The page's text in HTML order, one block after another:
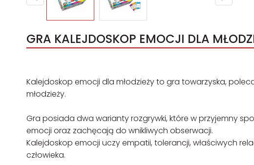
GRA KALEJDOSKOP EMOCJI DLA
Kalejdoskop emocji dla młodzieży to gra towarzyska,
młodzieży.
Gra posiada dwa warianty rozgrywki, które w przyjemny
emocji oraz zachęcają do wnikliwych obserwacji.
Kalejdoskop emocji uczy empatii, tolerancji, właściwych
człowieka.